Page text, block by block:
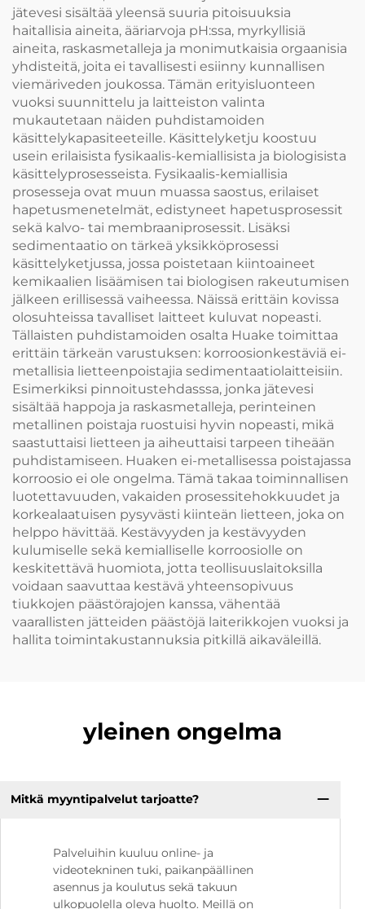
jätevesi sisältää yleensä suuria pitoisuuksia
haitallisia aineita, ääriarvoja pH:ssa, myrkyllisiä
aineita, raskasmetalleja ja monimutkaisia orgaanisia
yhdisteitä, joita ei tavallisesti esiinny kunnallisen
viemäriveden joukossa. Tämän erityisluonteen
vuoksi suunnittelu ja laitteiston valinta
mukautetaan näiden puhdistamoiden
käsittelykapasiteeteille. Käsittelyketju koostuu
usein erilaisista fysikaalis-kemiallisista ja biologisista
käsittelyprosesseista. Fysikaalis-kemiallisia
prosesseja ovat muun muassa saostus, erilaiset
hapetusmenetelmät, edistyneet hapetusprosessit
sekä kalvo- tai membraaniprosessit. Lisäksi
sedimentaatio on tärkeä yksikköprosessi
käsittelyketjussa, jossa poistetaan kiintoaineet
kemikaalien lisäämisen tai biologisen rakeutumisen
jälkeen erillisessä vaiheessa. Näissä erittäin kovissa
olosuhteissa tavalliset laitteet kuluvat nopeasti.
Tällaisten puhdistamoiden osalta Huake toimittaa
erittäin tärkeän varustuksen: korroosionkestäviä ei-
metallisia lietteenpoistajia sedimentaatiolaitteisiin.
Esimerkiksi pinnoitustehdasssa, jonka jätevesi
sisältää happoja ja raskasmetalleja, perinteinen
metallinen poistaja ruostuisi hyvin nopeasti, mikä
saastuttaisi lietteen ja aiheuttaisi tarpeen tiheään
puhdistamiseen. Huaken ei-metallisessa poistajassa
korroosio ei ole ongelma. Tämä takaa toiminnallisen
luotettavuuden, vakaiden prosessitehokkuudet ja
korkealaatuisen pysyvästi kiinteän lietteen, joka on
helppo hävittää. Kestävyyden ja kestävyyden
kulumiselle sekä kemialliselle korroosiolle on
keskitettävä huomiota, jotta teollisuuslaitoksilla
voidaan saavuttaa kestävä yhteensopivuus
tiukkojen päästörajojen kanssa, vähentää
vaarallisten jätteiden päästöjä laiterikkojen vuoksi ja
hallita toimintakustannuksia pitkillä aikaväleillä.
yleinen ongelma
Mitkä myyntipalvelut tarjoatte?
Palveluihin kuuluu online- ja
videotekninen tuki, paikanpäällinen
asennus ja koulutus sekä takuun
ulkopuolella oleva huolto. Meillä on